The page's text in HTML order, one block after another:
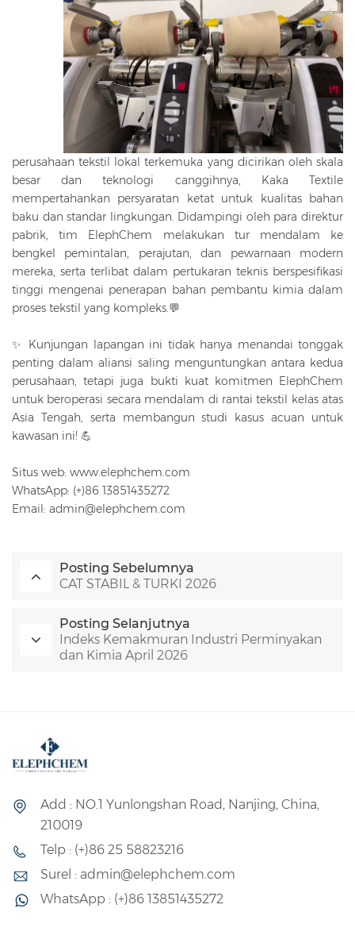
perusahaan tekstil lokal terkemuka yang dicirikan oleh skala
besar dan teknologi canggihnya, Kaka Textile
mempertahankan persyaratan ketat untuk kualitas bahan
baku dan standar lingkungan. Didampingi oleh para direktur
pabrik, tim ElephChem melakukan tur mendalam ke
bengkel pemintalan, perajutan, dan pewarnaan modern
mereka, serta terlibat dalam pertukaran teknis berspesifikasi
tinggi mengenai penerapan bahan pembantu kimia dalam
proses tekstil yang kompleks.💬
✨ Kunjungan lapangan ini tidak hanya menandai tonggak
penting dalam aliansi saling menguntungkan antara kedua
perusahaan, tetapi juga bukti kuat komitmen ElephChem
untuk beroperasi secara mendalam di rantai tekstil kelas atas
Asia Tengah, serta membangun studi kasus acuan untuk
kawasan ini! 💪
Situs web: www.elephchem.com
WhatsApp: (+)86 13851435272
Email: admin@elephchem.com
Posting Sebelumnya
CAT STABIL & TURKI 2026
Posting Selanjutnya
Indeks Kemakmuran Industri Perminyakan
dan Kimia April 2026
Add : NO.1 Yunlongshan Road, Nanjing, China,
210019
Telp : (+)86 25 58823216
Surel : admin@elephchem.com
WhatsApp : (+)86 13851435272